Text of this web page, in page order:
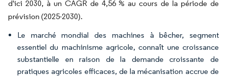
d'ici 2030, à un CAGR de 4,56 % au cours de la période de
prévision (2025-2030).
Le marché mondial des machines à bêcher, segment
essentiel du machinisme agricole, connaît une croissance
substantielle en raison de la demande croissante de
pratiques agricoles efficaces, de la mécanisation accrue de